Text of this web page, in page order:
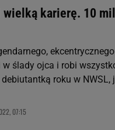
wielką karierę. 10
ślady ojca i robi
roku w
07:15